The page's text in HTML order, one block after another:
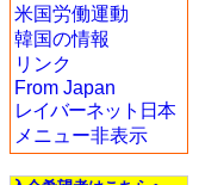
米国労働運動
韓国の情報
リンク
From Japan
レイバーネット日本
メニュー非表示